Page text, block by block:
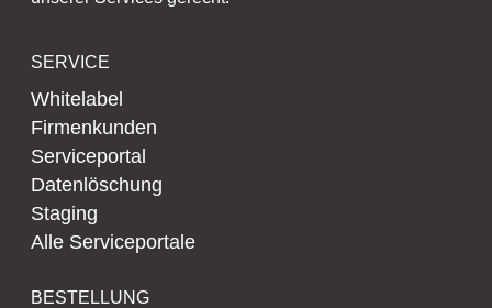
SERVICE
Whitelabel
Firmenkunden
Serviceportal
Datenlöschung
Staging
Alle Serviceportale
BESTELLUNG